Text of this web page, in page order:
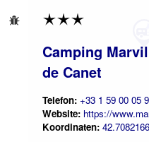
Camping
de Canet
Telefon: +33 1 59 00 05
Website: https://
Koordinaten: